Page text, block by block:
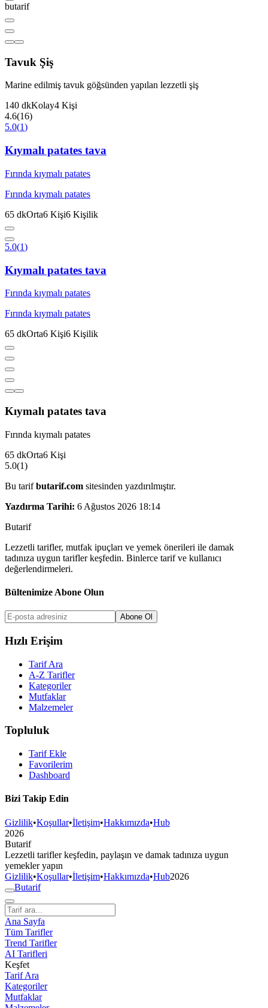
butarif
Tavuk Şiş
Marine edilmiş tavuk göğsünden yapılan lezzetli şiş
140 dkKolay4 Kişi
4.6(16)
5.0(1)
Kıymalı patates tava
Fırında kıymalı patates
Fırında kıymalı patates
65 dkOrta6 Kişi6 Kişilik
5.0(1)
Kıymalı patates tava
Fırında kıymalı patates
Fırında kıymalı patates
65 dkOrta6 Kişi6 Kişilik
Kıymalı patates tava
Fırında kıymalı patates
65 dkOrta6 Kişi
5.0(1)
Bu tarifbutarif.com sitesinden yazdırılmıştır.
Yazdırma Tarihi: 6 Ağustos 2026 18:14
Butarif
Lezzetli tarifler, mutfak ipuçları ve yemek önerileri ile damak
tadınıza uygun tarifler keşfedin. Binlerce tarif ve kullanıcı
değerlendirmeleri.
Bültenimize Abone Olun
Abone Ol
Hızlı Erişim
Tarif Ara
A-Z Tarifler
Kategoriler
Mutfaklar
Malzemeler
Topluluk
Tarif Ekle
Favorilerim
Dashboard
Bizi Takip Edin
Gizlilik•Koşullar•İletişim•Hakkımızda•Hub
2026
Butarif
Lezzetli tarifler keşfedin, paylaşın ve damak tadınıza uygun
yemekler yapın
Gizlilik•Koşullar•İletişim•Hakkımızda•Hub2026
Butarif
Ana Sayfa
Tüm Tarifler
Trend Tarifler
AI Tarifleri
Keşfet
Tarif Ara
Kategoriler
Mutfaklar